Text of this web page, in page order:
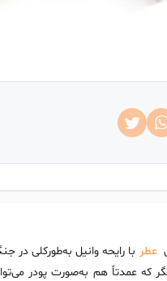
عطر با رایحه وانیل به‌طورکلی در
که عمدتاً هم به‌صورت پودر